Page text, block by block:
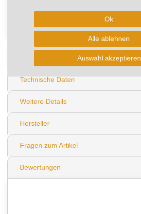
Technische Daten
Weitere Details
Hersteller
Fragen zum Artikel
Bewertungen
Ok
Alle ablehnen
Auswahl akzeptieren